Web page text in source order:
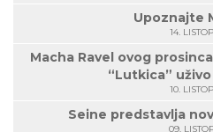
Upoznajte
14.
Macha Ravel ovog
“Lutkica”
10.
Seine predstavlja
09.